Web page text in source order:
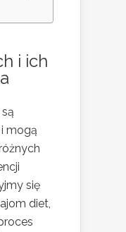
i ich
są
mogą
się
diet,